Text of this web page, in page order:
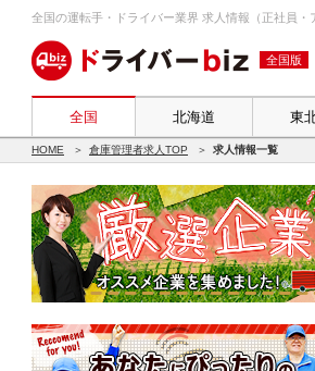
全国の運転手・ドライバー業界 求人情報（正社員
全国版
全国 北海道 東
HOME 倉庫管理者求人TOP 求人情報一覧